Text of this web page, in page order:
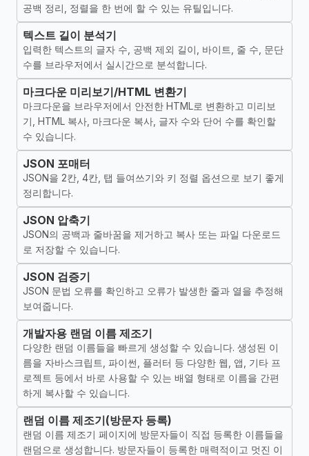
공백 정리, 정렬을 한 번에 할 수 있는 유틸입니다.
텍스트 길이 분석기
입력한 텍스트의 글자 수, 공백 제외 길이, 바이트, 줄 수, 문단
수를 브라우저에서 실시간으로 분석합니다.
마크다운 미리보기/HTML 변환기
마크다운을 브라우저에서 안전한 HTML로 변환하고 미리보
기, HTML 복사, 마크다운 복사, 글자 수와 단어 수를 확인할
수 있습니다.
JSON 포매터
JSON을 2칸, 4칸, 탭 들여쓰기와 키 정렬 옵션으로 보기 좋게
정리합니다.
JSON 압축기
JSON의 공백과 줄바꿈을 제거하고 복사 또는 파일 다운로드
로 저장할 수 있습니다.
JSON 검증기
JSON 문법 오류를 확인하고 오류가 발생한 줄과 열을 추정해
보여줍니다.
개발자용 랜덤 이름 제조기
다양한 랜덤 이름들을 빠르게 생성할 수 있습니다. 생성된 이
름을 자바스크립트, 파이썬, 플러터 등 다양한 웹, 앱, 기타 프
로젝트 등에서 바로 사용할 수 있는 배열 형태로 이름을 간편
하게 복사할 수 있습니다.
랜덤 이름 제조기(방문자 등록)
랜덤 이름 제조기 페이지에 방문자들이 직접 등록한 이름들을
랜덤으로 생성합니다. 방문자들이 등록한 매력적이고 멋진 이